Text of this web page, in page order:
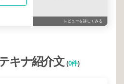
レビューを詳しくみる
キナ紹介文(0件)